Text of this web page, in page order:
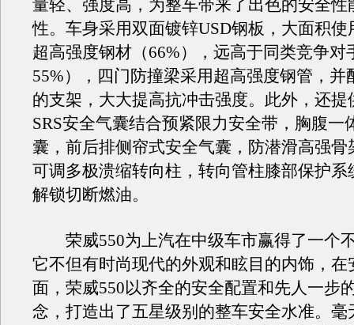
量轻、强度高，为整车带来了出色的安全性
性。车身采用双面镀锌USD钢板，大面积使
超高强度钢材（66%），远高于同类竞争对
55%），四门防撞梁采用超高强度钢管，并
的支架，大大提高抗冲击强度。此外，还提
SRS安全气囊结合预紧限力安全带，胸腹一
囊，前后排侧帘式安全气囊，防潜滑高强骨
可调多极溃缩转向柱，转向管柱膝部保护系
解锁切断燃油。
荣威550为上汽在中级车市赢得了一个
它不但有时尚现代的外观和眩目的内饰，在
面，荣威550以齐全的安全配置和先人一步
念，打造出了五星级别的整车安全水准。毫